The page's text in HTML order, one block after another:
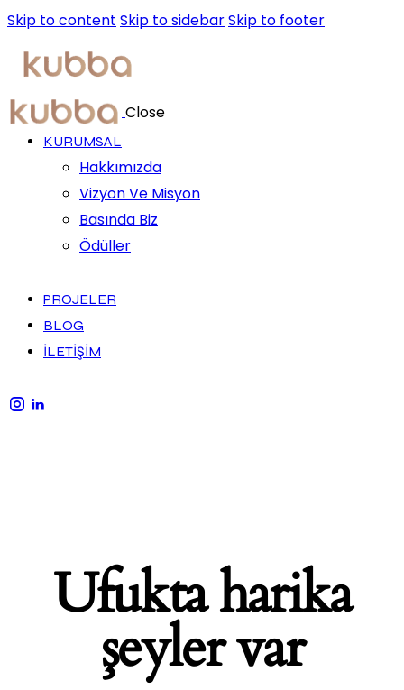
Skip to content Skip to sidebarSkip to footer
Close
KURUMSAL
Hakkımızda
Vizyon Ve Misyon
Basında Biz
Ödüller
PROJELER
BLOG
İLETİŞİM
Ufukta harika
şeyler var